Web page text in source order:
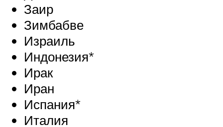
Заир
Зимбабве
Израиль
Индонезия*
Ирак
Иран
Испания*
Италия